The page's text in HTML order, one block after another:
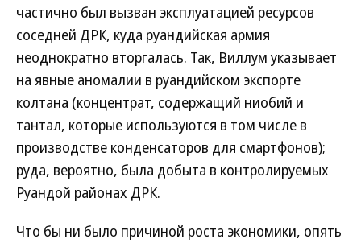
частично был вызван эксплуатацией ресурсов
соседней ДРК, куда руандийская армия
неоднократно вторгалась. Так, Виллум указывает
на явные аномалии в руандийском экспорте
колтана (концентрат, содержащий ниобий и
тантал, которые используются в том числе в
производстве конденсаторов для смартфонов);
руда, вероятно, была добыта в контролируемых
Руандой районах ДРК.
Что бы ни было причиной роста экономики, опять